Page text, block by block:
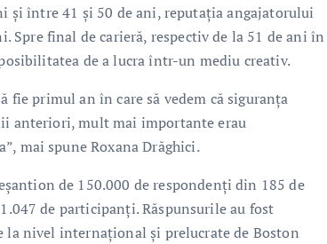
și între 41 și 50 de ani, reputația angajatorului
final de carieră, respectiv de la 51 de ani în
de a lucra într-un mediu creativ.
primul an în care să vedem că siguranța
anteriori, mult mai importante erau
mai spune Roxana Drăghici.
de 150.000 de respondenți din 185 de
de participanți. Răspunsurile au fost
la nivel internațional și prelucrate de Boston